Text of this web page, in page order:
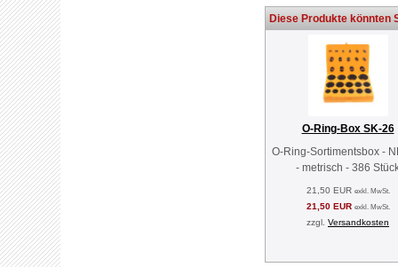
Diese Produkte könnten
O-Ring-Box SK-26
O-Ring-Sortimentsbox -
- metrisch - 386
21,50 EUR exkl. MwSt.
21,50 EUR exkl. MwSt.
zzgl. Versandkosten